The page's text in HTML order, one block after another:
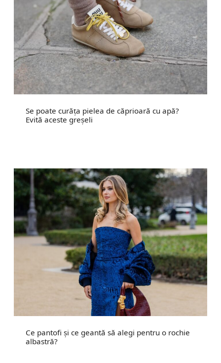
Se poate curăța pielea de căprioară cu apă?
Evită aceste greșeli
Ce pantofi și ce geantă să alegi pentru o rochie
albastră?